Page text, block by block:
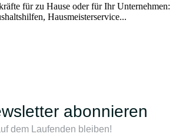
für zu Hause oder für Ihr Unternehmen:
Hausmeisterservice...
abonnieren
dem Laufenden bleiben!